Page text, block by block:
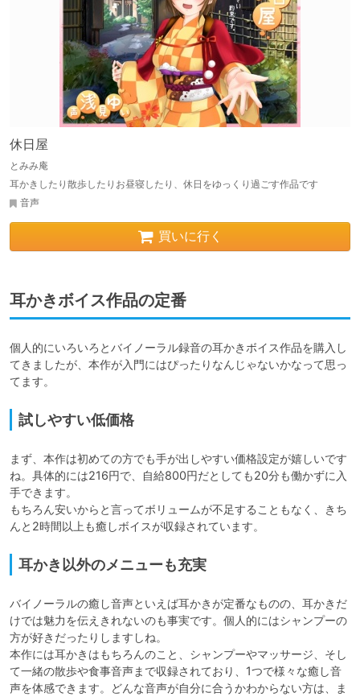
休日屋
とみみ庵
耳かきしたり散歩したりお昼寝したり、休日をゆっくり過ごす作品です
音声
買いに行く
耳かきボイス作品の定番
個人的にいろいろとバイノーラル録音の耳かきボイス作品を購入し
てきましたが、本作が入門にはぴったりなんじゃないかなって思っ
てます。
試しやすい低価格
まず、本作は初めての方でも手が出しやすい価格設定が嬉しいです
ね。具体的には216円で、自給800円だとしても20分も働かずに入
手できます。
もちろん安いからと言ってボリュームが不足することもなく、きち
んと2時間以上も癒しボイスが収録されています。
耳かき以外のメニューも充実
バイノーラルの癒し音声といえば耳かきが定番なものの、耳かきだ
けでは魅力を伝えきれないのも事実です。個人的にはシャンプーの
方が好きだったりしますしね。
本作には耳かきはもちろんのこと、シャンプーやマッサージ、そし
て一緒の散歩や食事音声まで収録されており、1つで様々な癒し音
声を体感できます。どんな音声が自分に合うかわからない方は、ま